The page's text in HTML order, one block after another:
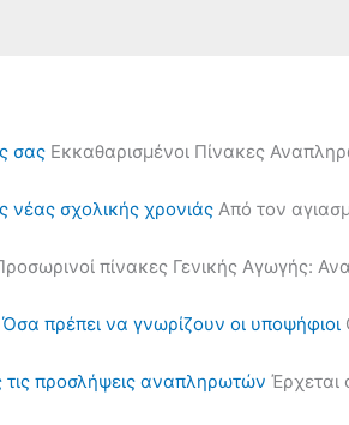
σας Εκκαθαρισμένοι Πίνακες
νέας σχολικής χρονιάς Από τον
πίνακες Γενικής Αγωγής:
πρέπει να γνωρίζουν οι υποψήφιοι
τις προσλήψεις αναπληρωτών Έρχεται